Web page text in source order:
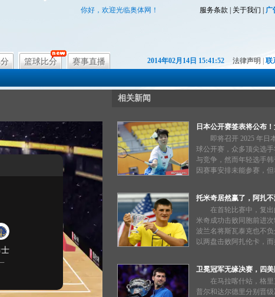
你好，欢迎光临奥体网！ 服务条款 关于我们 广
篮球比分 赛事直播 2014年02月14日 15:41:52 法律声明 联
相关新闻
日本公开赛签表将公布
韩千禧遗憾错失机会，
或将登场
即将召开 2025 年日
球公开赛，众多顶尖选手
与竞争，然而年轻选手韩
因赛事安排未能参赛，但
托米奇居然赢了，阿扎
袜，拉杜赢球为啥哭？
秀4进2
在首轮比赛中，复
米奇成功击败同胞前进次
波兰名将斯瓦泰克也不负
以两盘击败阿扎伦卡，而
一璠/杨钊煊表现出色晋
强。同时，温网女单资格
张帅与王曦雨均成功过关
卫冕冠军无缘决赛，四美
包揽冠亚军，莱巴坚持
随大流
在马拉喀什站，格
普尔和达尔德里分别晋级